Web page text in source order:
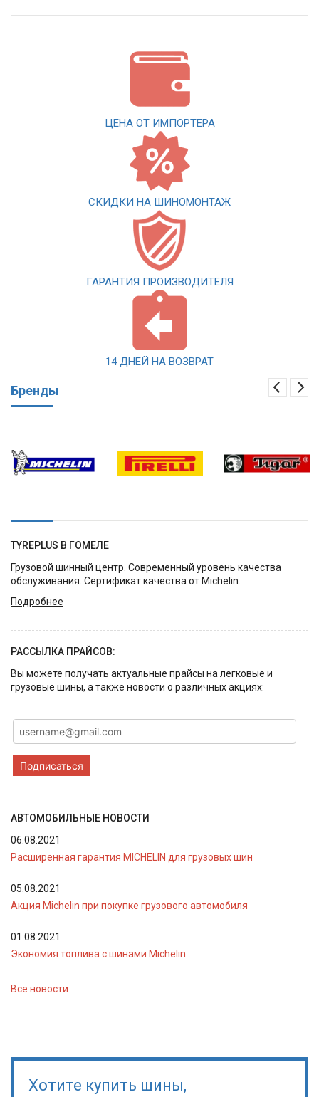
ЦЕНА ОТ ИМПОРТЕРА
СКИДКИ НА ШИНОМОНТАЖ
ГАРАНТИЯ ПРОИЗВОДИТЕЛЯ
14 ДНЕЙ НА ВОЗВРАТ
Бренды
TYREPLUS В ГОМЕЛЕ
Грузовой шинный центр. Современный уровень качества
обслуживания. Сертификат качества от Michelin.
Подробнее
РАССЫЛКА ПРАЙСОВ:
Вы можете получать актуальные прайсы на легковые и
грузовые шины, а также новости о различных акциях:
Подписаться
АВТОМОБИЛЬНЫЕ НОВОСТИ
06.08.2021
Расширенная гарантия MICHELIN для грузовых шин
05.08.2021
Акция Michelin при покупке грузового автомобиля
01.08.2021
Экономия топлива с шинами Michelin
Все новости
Хотите купить шины,